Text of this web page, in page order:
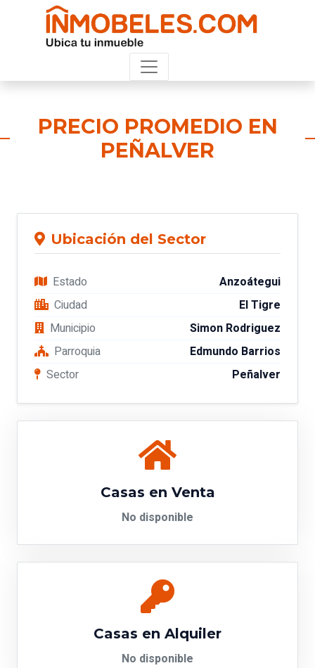
PRECIO PROMEDIO EN
PEÑALVER
Ubicación del Sector
Estado
Anzoátegui
Ciudad
El Tigre
Municipio
Simon Rodriguez
Parroquia
Edmundo Barrios
Sector
Peñalver
Casas en Venta
No disponible
Casas en Alquiler
No disponible